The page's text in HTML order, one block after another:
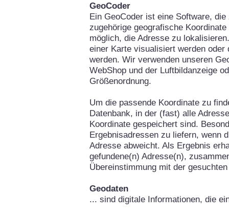
GeoCoder
Ein GeoCoder ist eine Software,
zugehörige geografische
möglich, die Adresse zu
einer Karte visualisiert werden
werden. Wir verwenden unseren
WebShop und der Luftbildanzeige
Größenordnung.
Um die passende Koordinate zu
Datenbank, in der (fast) alle
Koordinate gespeichert sind.
Ergebnisadressen zu liefern, wenn
Adresse abweicht. Als Ergebnis
gefundene(n) Adresse(n),
Übereinstimmung mit der
Geodaten
... sind digitale Informationen, die